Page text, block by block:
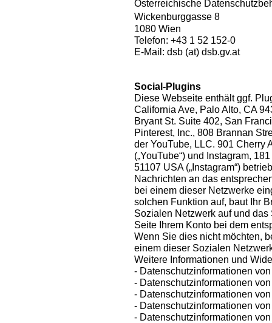
Österreichische
Wickenburggasse 8
1080 Wien
Telefon: +43 1 52 152-0
E-Mail: dsb (at) dsb.gv.at
Social-Plugins
Diese Webseite enthält ggf.
California Ave, Palo Alto, CA
Bryant St. Suite 402, San
Pinterest, Inc., 808 Brannan
der YouTube, LLC. 901 Cherry
(„YouTube“) und Instagram,
51107 USA („Instagram“)
Nachrichten an das
bei einem dieser Netzwerke
solchen Funktion auf, baut Ihr
Sozialen Netzwerk auf und
Seite Ihrem Konto bei dem
Wenn Sie dies nicht möchten,
einem dieser Sozialen
Weitere Informationen und
- Datenschutzinformationen
- Datenschutzinformationen
- Datenschutzinformationen
- Datenschutzinformationen
- Datenschutzinformationen